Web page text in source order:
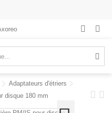
Adaptateurs d'étriers
disque 180 mm